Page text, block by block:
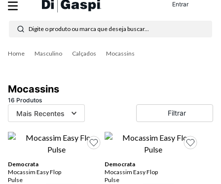
Entrar
Digite o produto ou marca que deseja buscar...
Masculino Calçados Mocassins
Mocassins
16 Produtos
Mais Recentes Filtrar
Democrata
Mocassim Easy Flop
Pulse
Democrata
Mocassim Easy Flop
Pulse
Termos mais buscados
1º tenis
3º moletom
4º tênis masculino
bota
6º sandalia